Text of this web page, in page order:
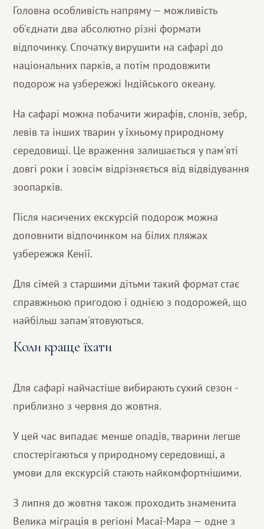
Головна особливість напряму — можливість
об'єднати два абсолютно різні формати
відпочинку. Спочатку вирушити на сафарі до
національних парків, а потім продовжити
подорож на узбережжі Індійського океану.
На сафарі можна побачити жирафів, слонів, зебр,
левів та інших тварин у їхньому природному
середовищі. Це враження залишається у пам'яті
довгі роки і зовсім відрізняється від відвідування
зоопарків.
Після насичених екскурсій подорож можна
доповнити відпочинком на білих пляжах
узбережжя Кенії.
Для сімей з старшими дітьми такий формат стає
справжньою пригодою і однією з подорожей, що
найбільш запам'ятовуються.
Коли краще їхати
Для сафарі найчастіше вибирають сухий сезон -
приблизно з червня до жовтня.
У цей час випадає менше опадів, тварини легше
спостерігаються у природному середовищі, а
умови для екскурсій стають найкомфортнішими.
З липня до жовтня також проходить знаменита
Велика міграція в регіоні Масаї-Мара — одне з